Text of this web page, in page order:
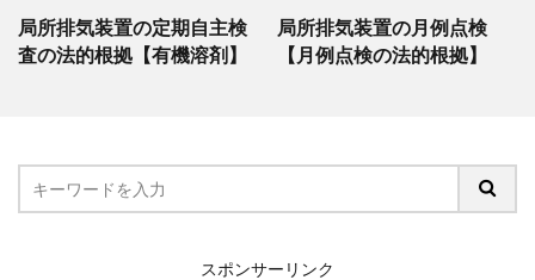
局所排気装置の定期自主検
査の法的根拠【有機溶剤】
局所排気装置の月例点検
【月例点検の法的根拠】
スポンサーリンク